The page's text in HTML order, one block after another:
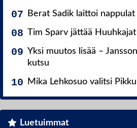
Berat Sadik laittoi nappulat
Tim Sparv jättää Huuhkajat
Yksi muutos lisää –
kutsu
Mika Lehkosuo valitsi
Luetuimmat